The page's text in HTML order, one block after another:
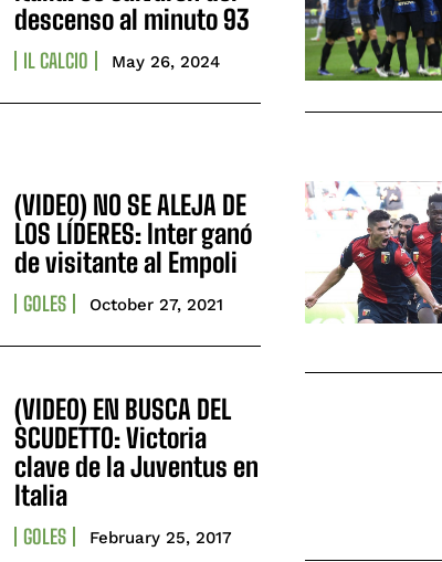
descenso al minuto 93
IL CALCIO May 26, 2024
(VIDEO) NO SE ALEJA DE
LOS LÍDERES: Inter ganó
de visitante al Empoli
GOLES October 27, 2021
(VIDEO) EN BUSCA DEL
SCUDETTO: Victoria
clave de la Juventus en
Italia
GOLES February 25, 2017